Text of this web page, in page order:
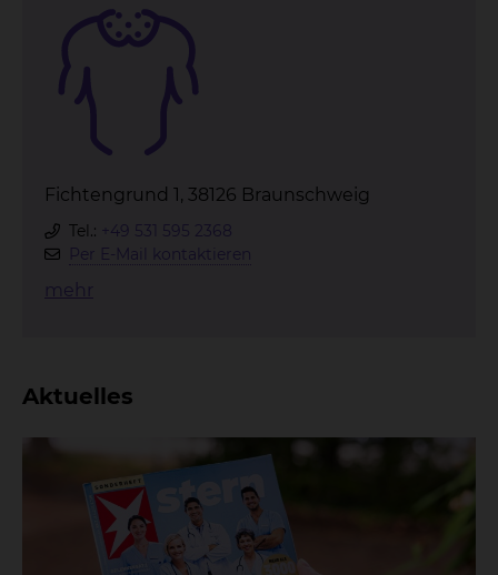
Fichtengrund 1, 38126 Braunschweig
Tel.: +49 531 595 2368
Per E-Mail kontaktieren
mehr
Aktuelles